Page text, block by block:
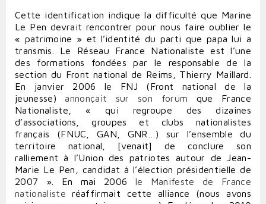
Cette identification indique la difficulté que Marine
Le Pen devrait rencontrer pour nous faire oublier le
« patrimoine » et l’identité du parti que papa lui a
transmis. Le Réseau France Nationaliste est l’une
des formations fondées par le responsable de la
section du Front national de Reims, Thierry Maillard.
En janvier 2006 le FNJ (Front national de la
jeunesse)annonçait sur son forum que France
Nationaliste, « qui regroupe des dizaines
d’associations, groupes et clubs nationalistes
français (FNUC, GAN, GNR…) sur l’ensemble du
territoire national, [venait] de conclure son
ralliement à l’Union des patriotes autour de Jean-
Marie Le Pen, candidat à l’élection présidentielle de
2007 ». En mai 2006 le Manifeste de France
nationaliste réaffirmait cette alliance (nous avons